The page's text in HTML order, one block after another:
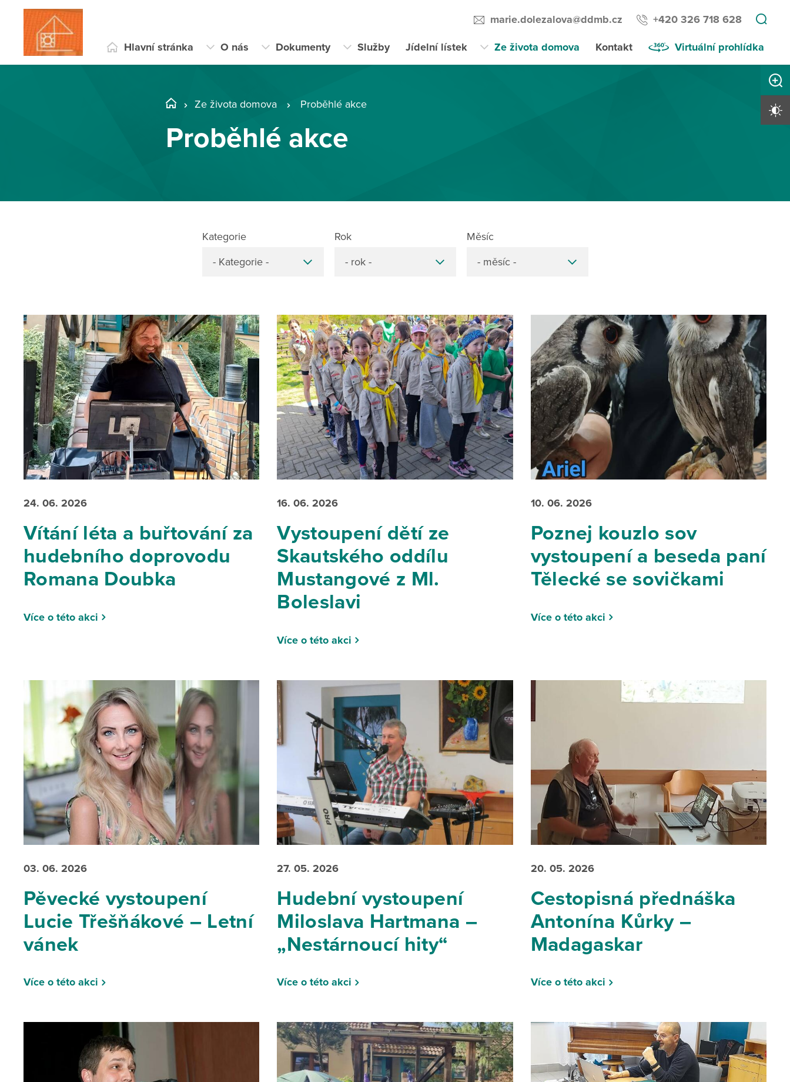
marie.dolezalova@ddmb.cz +420 326 718 628
Hlavní stránka O nás Dokumenty Služby Jídelní lístek Ze života domova Kontakt Virtuální prohlídka
Ze života domova Proběhlé akce
Proběhlé akce
Kategorie
- Kategorie -
Rok
- rok -
Měsíc
- měsíc -
24. 06. 2026
Vítání léta a buřtování za
hudebního doprovodu
Romana Doubka
Více o této akci
16. 06. 2026
Vystoupení dětí ze
Skautského oddílu
Mustangové z Ml.
Boleslavi
Více o této akci
10. 06. 2026
Poznej kouzlo sov
vystoupení a beseda paní
Tělecké se sovičkami
Více o této akci
03. 06. 2026
Pěvecké vystoupení
Lucie Třešňákové – Letní
vánek
Více o této akci
27. 05. 2026
Hudební vystoupení
Miloslava Hartmana –
„Nestárnoucí hity“
Více o této akci
20. 05. 2026
Cestopisná přednáška
Antonína Kůrky –
Madagaskar
Více o této akci